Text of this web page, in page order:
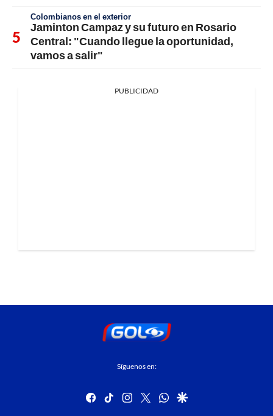
Colombianos en el exterior
Jaminton Campaz y su futuro en Rosario
Central: "Cuando llegue la oportunidad,
vamos a salir"
PUBLICIDAD
Síguenos en:
facebook
tiktok instagram
twitterwhatsapp
google